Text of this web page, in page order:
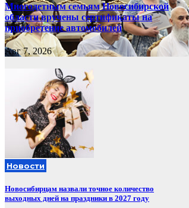
Многодетным семьям Новосибирской
области вручены сертификаты на
приобретение автомобилей
Авг 7, 2026
Новости
Новосибирцам назвали точное количество
выходных дней на праздники в 2027 году